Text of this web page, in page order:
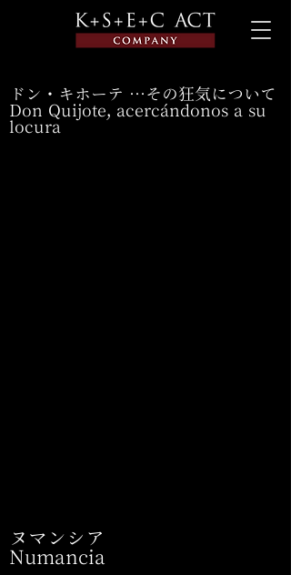
ドン・キホーテ …その狂気について
Don Quijote, acercándonos a su
locura
ヌマンシア
Numancia